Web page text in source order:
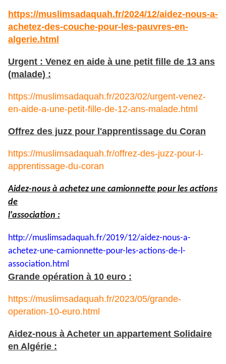
https://muslimsadaquah.fr/2024/12/aidez-nous-a-
achetez-des-couche-pour-les-pauvres-en-
algerie.html
Urgent : Venez en aide à une petit fille de 13 ans
(malade) :
https://muslimsadaquah.fr/2023/02/urgent-venez-
en-aide-a-une-petit-fille-de-12-ans-malade.html
Offrez des juzz pour l'apprentissage du Coran
https://muslimsadaquah.fr/offrez-des-juzz-pour-l-
apprentissage-du-coran
Aidez-nous à achetez une camionnette pour les actions
de
l'association :
http://muslimsadaquah.fr/2019/12/aidez-nous-a-
achetez-une-camionnette-pour-les-actions-de-l-
association.html
Grande opération à 10 euro :
https://muslimsadaquah.fr/2023/05/grande-
operation-10-euro.html
Aidez-nous à Acheter un appartement Solidaire
en Algérie :